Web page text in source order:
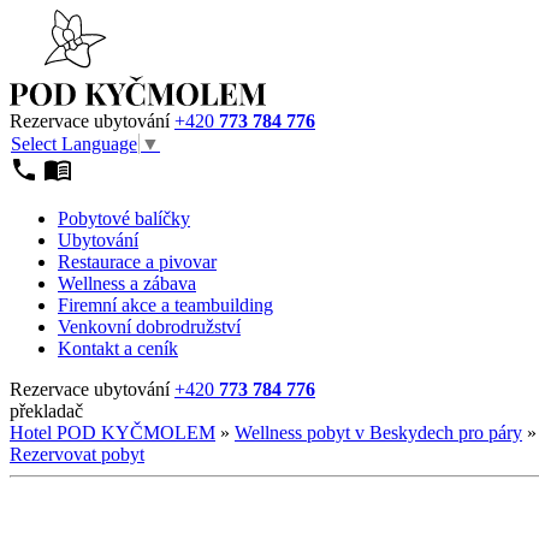
Rezervace ubytování+420 773 784 776
Select Language ▼
Pobytové balíčky
Ubytování
Restaurace a pivovar
Wellness a zábava
Firemní akce a teambuilding
Venkovní dobrodružství
Kontakt a ceník
Rezervace ubytování+420 773 784 776
překladač
Hotel POD KYČMOLEM » Wellness pobyt v Beskydech pro páry »
Rezervovat pobyt